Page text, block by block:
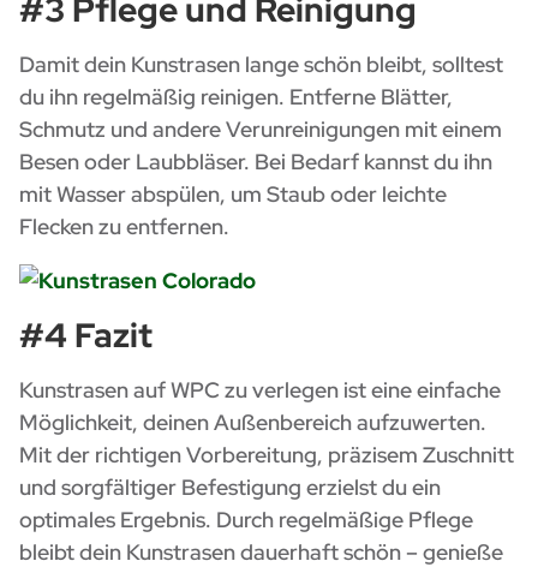
#3 Pflege und Reinigung
Damit dein Kunstrasen lange schön bleibt, solltest
du ihn regelmäßig reinigen. Entferne Blätter,
Schmutz und andere Verunreinigungen mit einem
Besen oder Laubbläser. Bei Bedarf kannst du ihn
mit Wasser abspülen, um Staub oder leichte
Flecken zu entfernen.
#4 Fazit
Kunstrasen auf WPC zu verlegen ist eine einfache
Möglichkeit, deinen Außenbereich aufzuwerten.
Mit der richtigen Vorbereitung, präzisem Zuschnitt
und sorgfältiger Befestigung erzielst du ein
optimales Ergebnis. Durch regelmäßige Pflege
bleibt dein Kunstrasen dauerhaft schön – genieße